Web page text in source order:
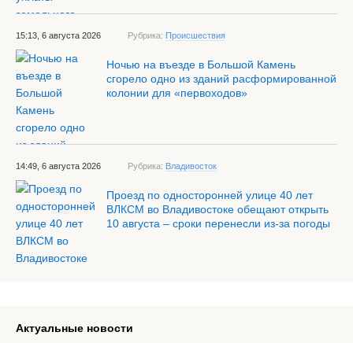
15:13, 6 августа 2026 Рубрика: Происшествия
Ночью на въезде в Большой Камень
сгорело одно из зданий расформированной
колонии для «первоходов»
14:49, 6 августа 2026 Рубрика: Владивосток
Проезд по односторонней улице 40 лет
ВЛКСМ во Владивостоке обещают открыть
10 августа – сроки перенесли из-за погоды
Актуальные новости